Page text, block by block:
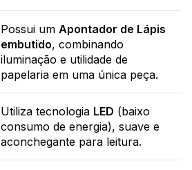
Possui um Apontador de Lápis
embutido, combinando
iluminação e utilidade de
papelaria em uma única peça.
Utiliza tecnologia LED (baixo
consumo de energia), suave e
aconchegante para leitura.